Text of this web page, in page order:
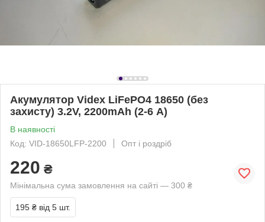
Акумулятор Videx LiFePO4 18650 (без
захисту) 3.2V, 2200mAh (2-6 А)
В наявності
Код: VID-18650LFP-2200
Опт і роздріб
220 ₴
Мінімальна сума замовлення на сайті — 300 ₴
195 ₴ від 5 шт.